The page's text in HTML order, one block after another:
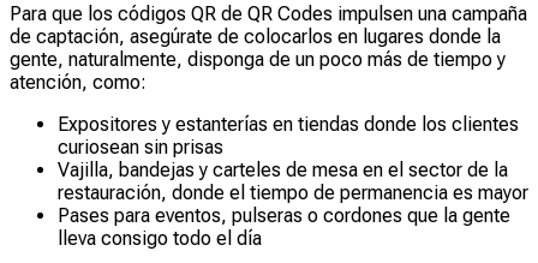
Para que los códigos QR de QR Codes impulsen una campaña
de captación, asegúrate de colocarlos en lugares donde la
gente, naturalmente, disponga de un poco más de tiempo y
atención, como:
Expositores y estanterías en tiendas donde los clientes
curiosean sin prisas
Vajilla, bandejas y carteles de mesa en el sector de la
restauración, donde el tiempo de permanencia es mayor
Pases para eventos, pulseras o cordones que la gente
lleva consigo todo el día